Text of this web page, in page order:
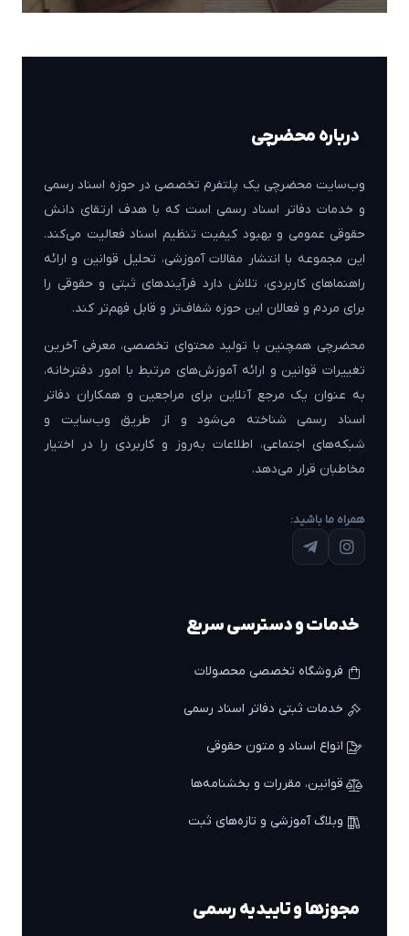
درباره محضرچی
وب‌سایت محضرچی یک پلتفرم تخصصی در حوزه اسناد رسمی
و خدمات دفاتر اسناد رسمی است که با هدف ارتقای دانش
حقوقی عمومی و بهبود کیفیت تنظیم اسناد فعالیت می‌کند.
این مجموعه با انتشار مقالات آموزشی، تحلیل قوانین و ارائه
راهنماهای کاربردی، تلاش دارد فرآیندهای ثبتی و حقوقی را
برای مردم و فعالان این حوزه شفاف‌تر و قابل فهم‌تر کند.
محضرچی همچنین با تولید محتوای تخصصی، معرفی آخرین
تغییرات قوانین و ارائه آموزش‌های مرتبط با امور دفترخانه،
به عنوان یک مرجع آنلاین برای مراجعین و همکاران دفاتر
اسناد رسمی شناخته می‌شود و از طریق وب‌سایت و
شبکه‌های اجتماعی، اطلاعات به‌روز و کاربردی را در اختیار
مخاطبان قرار می‌دهد.
همراه ما باشید:
خدمات و دسترسی سریع
فروشگاه تخصصی محصولات
خدمات ثبتی دفاتر اسناد رسمی
انواع اسناد و متون حقوقی
قوانین، مقررات و بخشنامه‌ها
وبلاگ آموزشی و تازه‌های ثبت
مجوزها و تاییدیه رسمی